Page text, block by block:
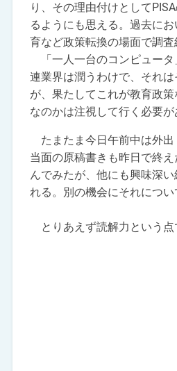
り、その理由付けとして
るようにも思える。過去に
育など政策転換の場面で調査
「一人一台のコンピュータ
連業界は潤うわけで、それ
が、果たしてこれが教育政
なのかは注視して行く必要が
たまたま今日午前中は外出
当面の原稿書きも昨日で終
んでみたが、他にも興味深
れる。別の機会にそれについ
とりあえず読解力という点